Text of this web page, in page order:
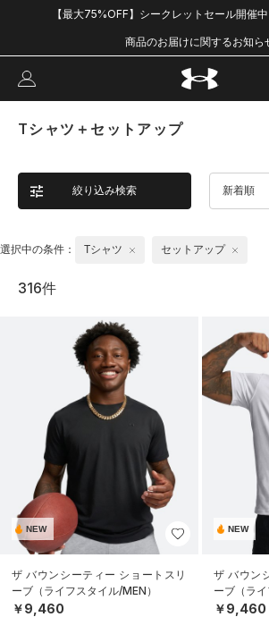
【最大75%OFF】シークレットセール開催
商品のお届けに関するお知ら
Tシャツ＋セットアップ
絞り込み検索 新着順
選択中の条件： Tシャツ セットアップ
316件
NEW
ザ バウンシーティー ショートスリ
ーブ（ライフスタイル/MEN）
￥9,460
NEW
ザ バウン
ーブ（ライ
￥9,460